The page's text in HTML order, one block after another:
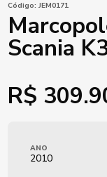
Código: JEM0171
Scania
R$
ANO
2010